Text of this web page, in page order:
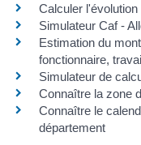
Calculer
Simulateur Caf -
Estimation du
fonctionnaire,
Simulateur de
Connaître la zone
Connaître le
département